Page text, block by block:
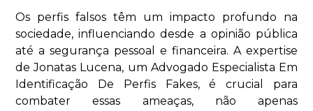
Os perfis falsos têm um impacto profundo na
sociedade, influenciando desde a opinião pública
até a segurança pessoal e financeira. A expertise
de Jonatas Lucena, um Advogado Especialista Em
Identificação De Perfis Fakes, é crucial para
combater essas ameaças, não apenas